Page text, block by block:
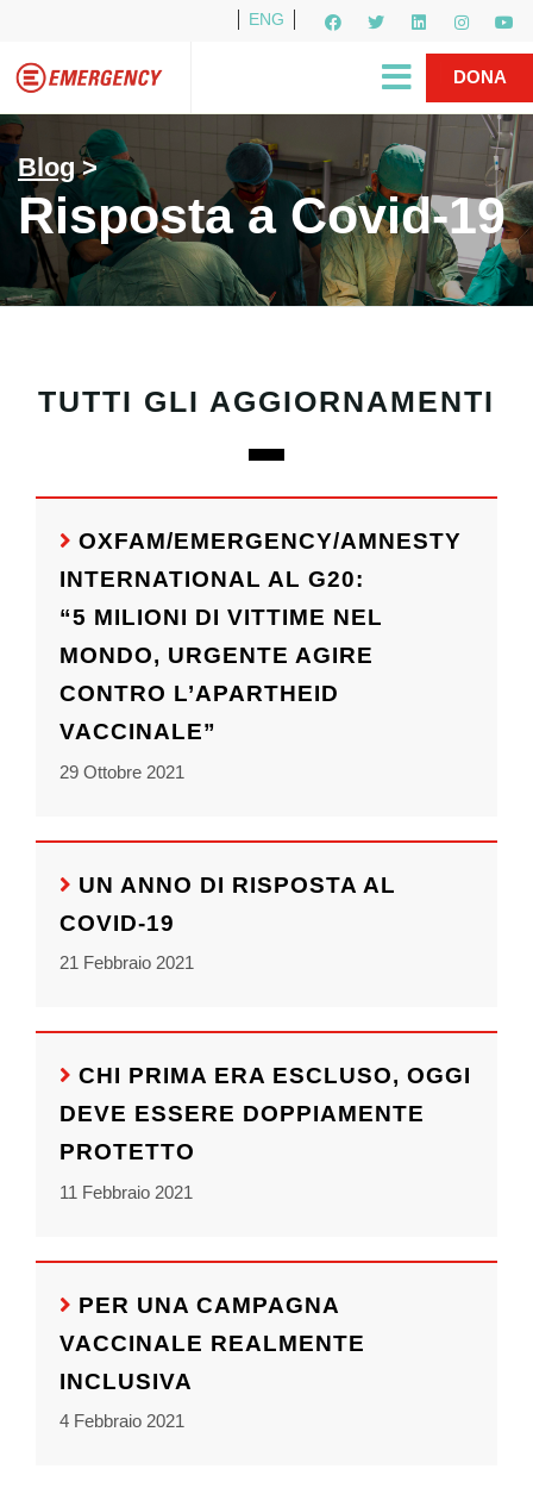
ENG
R1PUD1A
DONA
Blog>
Risposta a Covid-19
TUTTI GLI AGGIORNAMENTI
OXFAM/EMERGENCY/AMNESTY
INTERNATIONAL AL G20:
“5 MILIONI DI VITTIME NEL
MONDO, URGENTE AGIRE
CONTRO L’APARTHEID
VACCINALE”
29 Ottobre 2021
UN ANNO DI RISPOSTA AL
COVID-19
21 Febbraio 2021
CHI PRIMA ERA ESCLUSO, OGGI
DEVE ESSERE DOPPIAMENTE
PROTETTO
11 Febbraio 2021
PER UNA CAMPAGNA
VACCINALE REALMENTE
INCLUSIVA
4 Febbraio 2021